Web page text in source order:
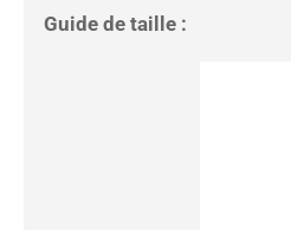
Guide de taille :